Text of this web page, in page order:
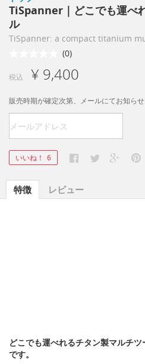
TiSpanner｜どこでも運べ
ル
TiSpanner: a compact titanium
(0)
税込 ¥ 9,400
販売時期が確定次第、メールにてお知らせ
いいね！ 6
特徴 レビュー
どこでも運べれるチタン製マルチ
です。